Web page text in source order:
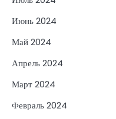
Июнь 2024
Май 2024
Апрель 2024
Март 2024
Февраль 2024